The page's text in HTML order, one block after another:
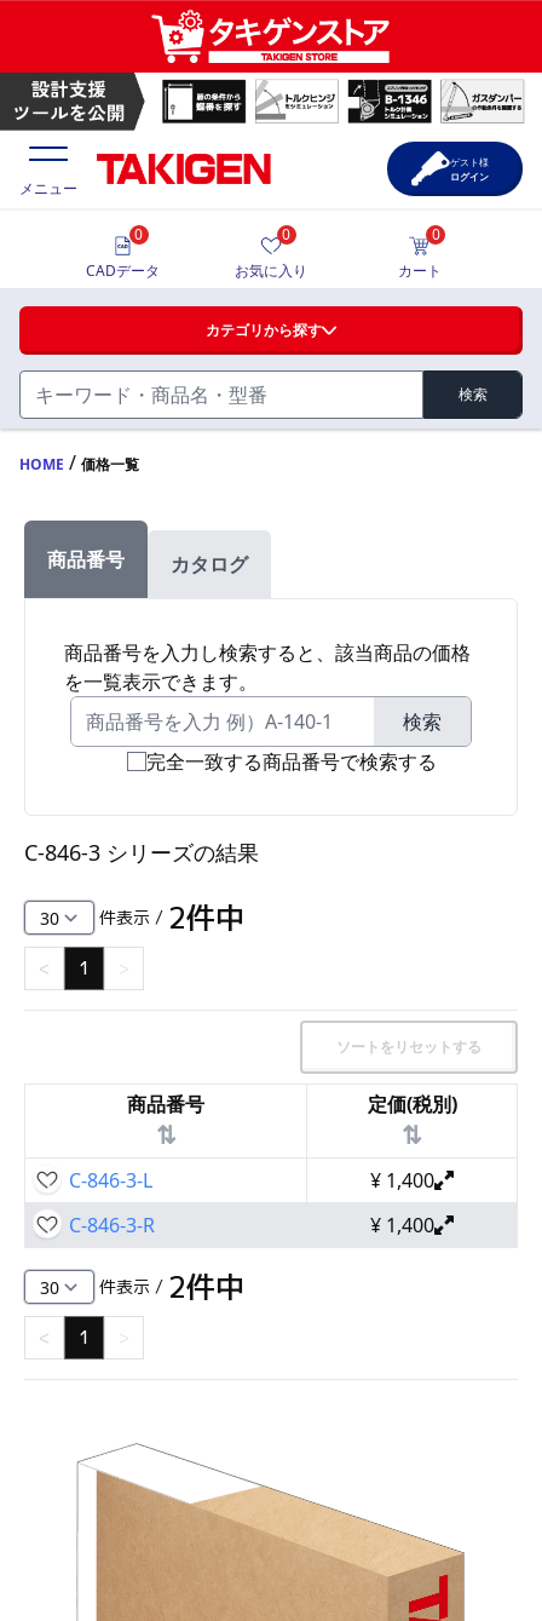
ハンドル・取手・つまみ・周辺機器
FA・A
FB・B
ファスナー・ラッチ錠・キャッチ・錠前装置・周
辺機器
電気錠・インターロック
L・LE
S
キャスター・アジャスター・スライドレール・モ
K・KC
断熱・ライト・ラック
FD・FE
価格一覧
製品カタログ
サポート・お問合せ
メニュー
カテゴリから探す
検索
0
CADデータ
0
お気に入り
0
カート
ゲスト様
ログイン
HOME / 価格一覧
商品番号 カタログ
商品番号を入力し検索すると、該当商品の価格
を一覧表示できます。
検索
完全一致する商品番号で検索する
C-846-3 シリーズの結果
件表示 / 2件中
< 1 >
ソートをリセットする
商品番号
⇅
定価(税別)
⇅
C-846-3-L ¥ 1,400
C-846-3-R
¥ 1,400
件表示 / 2件中
< 1 >